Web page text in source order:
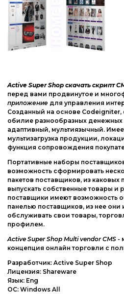
phpBB форум
Другие CMS
Web-Мастеру
Active Super Shop скачать скрипт
перед вами продвинутое и
приложение для управления
Созданный на основе
обилие разнообразных
адаптивный, мультиязычный.
мультизагрузка продукции,
функция сопровождения
Портативные наборы
возможность сформировать
пакетов поставщиков, из каковых
выпускать собственные товары и
поставщики имеют возможность
панелью поставщиков, из нее
обслуживать свои товары,
профилем.
Active Super Shop Multi vendor CMS -
концепция онлайн торговли с
Разработчик: Active Super Shop
Лицензия: Shareware
Язык: Eng
ОС: Windows All